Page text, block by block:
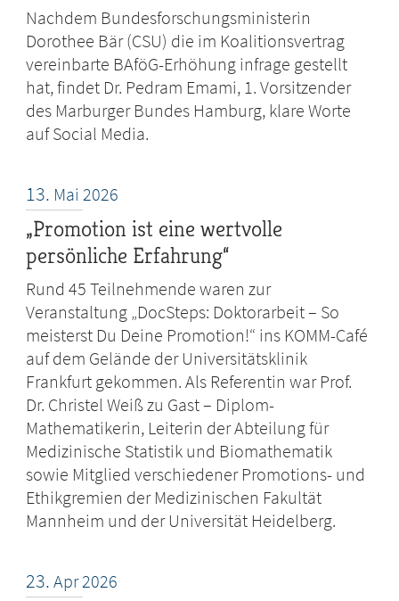
Nachdem Bundesforschungsministerin
Dorothee Bär (CSU) die im Koalitionsvertrag
vereinbarte BAföG-Erhöhung infrage gestellt
hat, findet Dr. Pedram Emami, 1. Vorsitzender
des Marburger Bundes Hamburg, klare Worte
auf Social Media.
13. Mai 2026
„Promotion ist eine wertvolle
persönliche Erfahrung“
Rund 45 Teilnehmende waren zur
Veranstaltung „DocSteps: Doktorarbeit – So
meisterst Du Deine Promotion!“ ins KOMM-Café
auf dem Gelände der Universitätsklinik
Frankfurt gekommen. Als Referentin war Prof.
Dr. Christel Weiß zu Gast – Diplom-
Mathematikerin, Leiterin der Abteilung für
Medizinische Statistik und Biomathematik
sowie Mitglied verschiedener Promotions- und
Ethikgremien der Medizinischen Fakultät
Mannheim und der Universität Heidelberg.
23. Apr2026